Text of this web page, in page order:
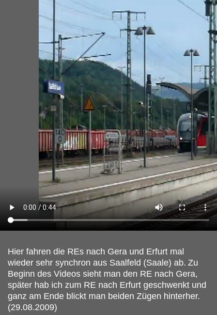
Hier fahren die REs nach Gera und Erfurt mal
wieder sehr synchron aus Saalfeld (Saale) ab. Zu
Beginn des Videos sieht man den RE nach Gera,
später hab ich zum RE nach Erfurt geschwenkt und
ganz am Ende blickt man beiden Zügen hinterher.
(29.08.2009)